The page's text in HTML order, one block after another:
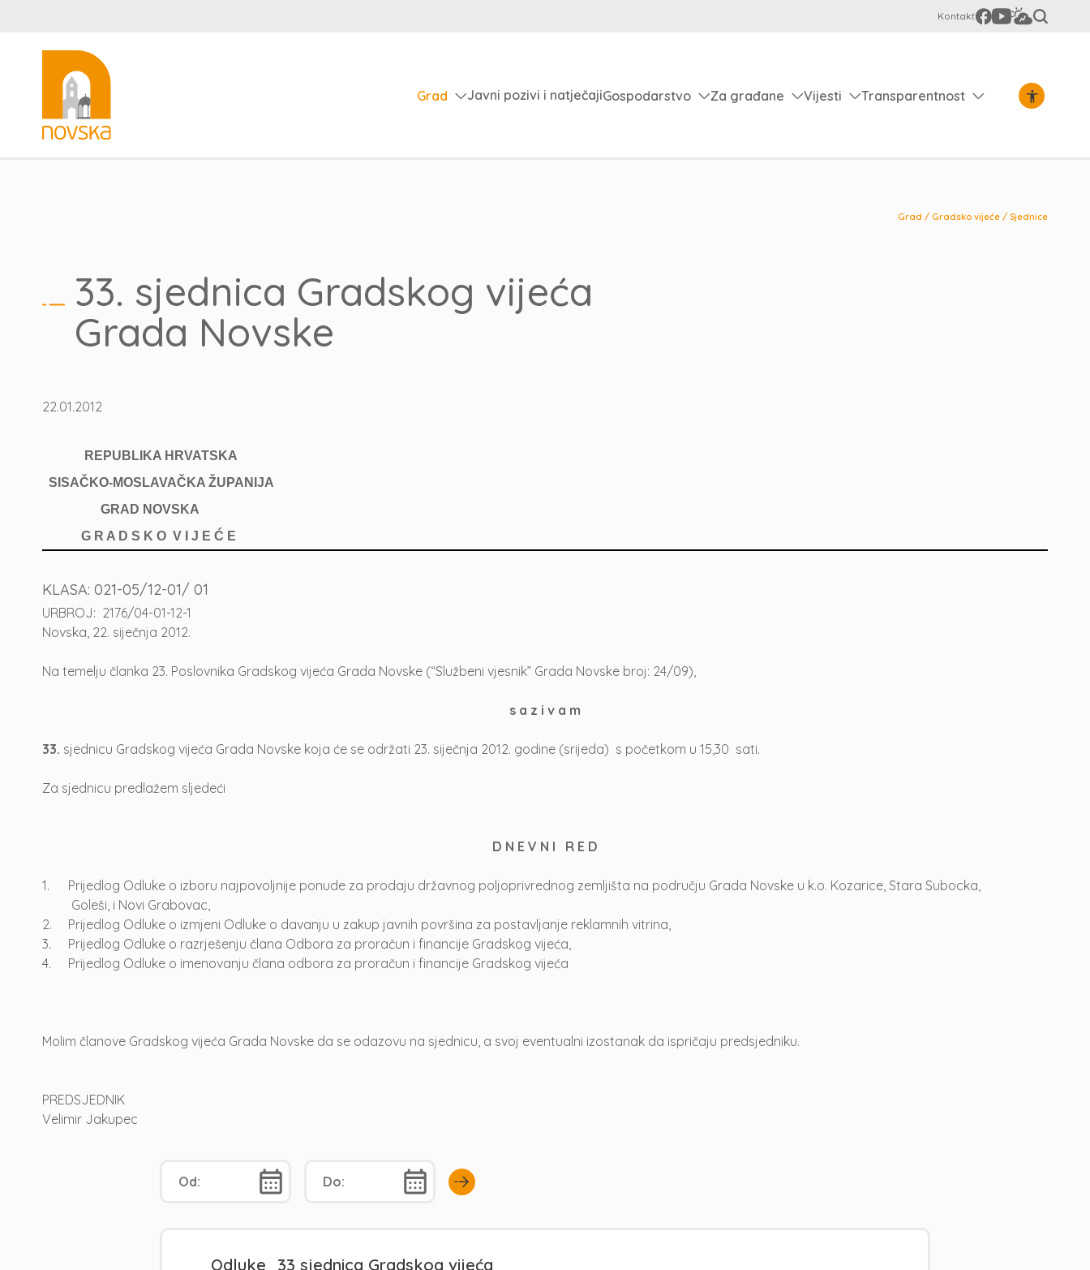
Kontakt
Grad Javni pozivi i natječajiGospodarstvo Za građane Vijesti Transparentnost
Grad / Gradsko vijeće / Sjednice
33. sjednica Gradskog vijeća
Grada Novske
22.01.2012
REPUBLIKA HRVATSKA
SISAČKO-MOSLAVAČKA ŽUPANIJA
GRAD NOVSKA
G R A D S K O V I J E Ć E
KLASA: 021-05/12-01/ 01
URBROJ: 2176/04-01-12-1
Novska, 22. siječnja 2012.
Na temelju članka 23. Poslovnika Gradskog vijeća Grada Novske (“Službeni vjesnik” Grada Novske broj: 24/09),
s a z i v a m
33. sjednicu Gradskog vijeća Grada Novske koja će se održati 23. siječnja 2012. godine (srijeda) s početkom u 15,30 sati.
Za sjednicu predlažem sljedeći
D N E V N I R E D
1.
Prijedlog Odluke o izboru najpovoljnije ponude za prodaju državnog poljoprivrednog zemljišta na području Grada Novske u k.o. Kozarice, Stara Subocka,
Goleši, i Novi Grabovac,
2.
Prijedlog Odluke o izmjeni Odluke o davanju u zakup javnih površina za postavljanje reklamnih vitrina,
3.
Prijedlog Odluke o razrješenju člana Odbora za proračun i financije Gradskog vijeća,
4.
Prijedlog Odluke o imenovanju člana odbora za proračun i financije Gradskog vijeća
Molim članove Gradskog vijeća Grada Novske da se odazovu na sjednicu, a svoj eventualni izostanak da ispričaju predsjedniku.
PREDSJEDNIK
Velimir Jakupec
Odluke_33 sjednica Gradskog vijeća